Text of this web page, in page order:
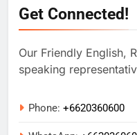
Get Connected!
Our Friendly English,
speaking
Phone: +6620360600